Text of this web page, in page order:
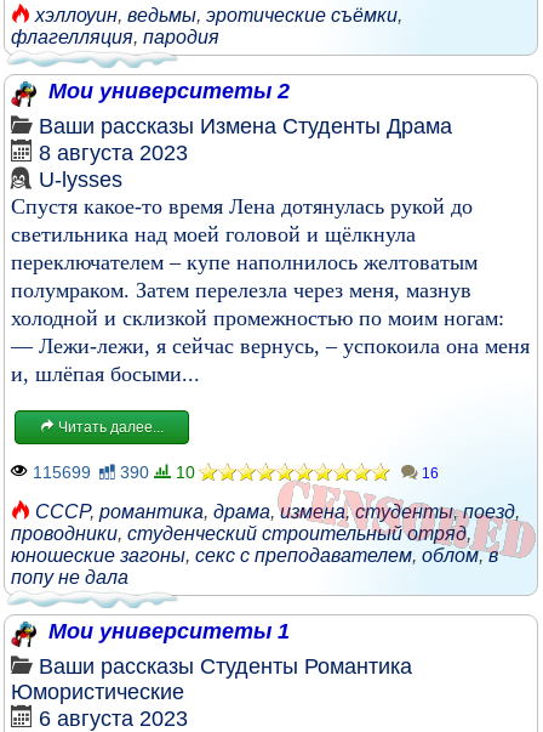
хэллоуин, ведьмы, эротические съёмки,
флагелляция, пародия
Мои университеты 2
Ваши рассказы Измена Студенты Драма
8 августа 2023
U-lysses
Спустя какое-то время Лена дотянулась рукой до
светильника над моей головой и щёлкнула
переключателем – купе наполнилось желтоватым
полумраком. Затем перелезла через меня, мазнув
холодной и склизкой промежностью по моим ногам:
— Лежи-лежи, я сейчас вернусь, – успокоила она меня
и, шлёпая босыми...
Читать далее...
115699 390 10 16
СССР, романтика, драма,измена,студенты,поезд,
проводники, студенческий строительный отряд,
юношеские загоны, секс с преподавателем, облом,в
попу не дала
Мои университеты 1
Ваши рассказы Студенты Романтика
Юмористические
6 августа 2023